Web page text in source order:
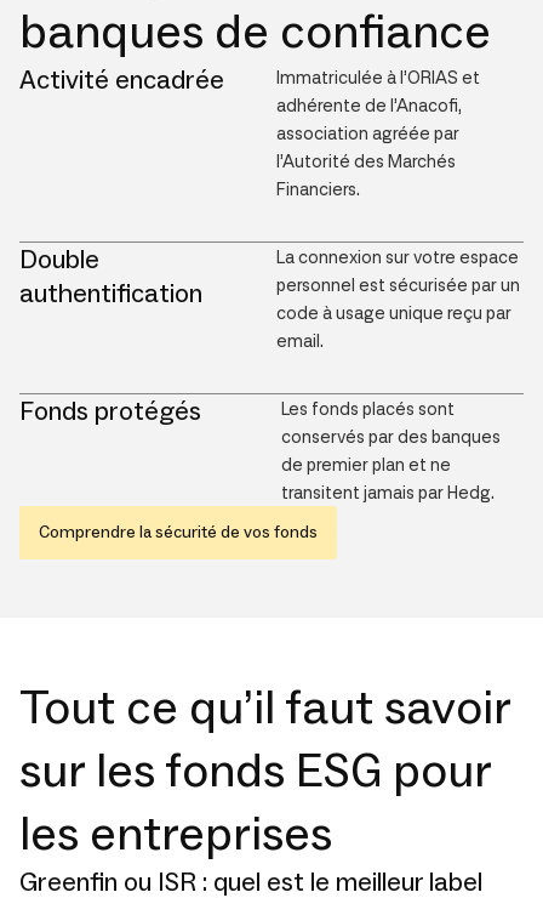
banques de confiance
Activité encadrée
Immatriculée à l’ORIAS et
adhérente de l’Anacofi,
association agréée par
l’Autorité des Marchés
Financiers.
Double
authentification
La connexion sur votre espace
personnel est sécurisée par un
code à usage unique reçu par
email.
Fonds protégés
Les fonds placés sont
conservés par des banques
de premier plan et ne
transitent jamais par Hedg.
Comprendre la sécurité de vos fonds
Tout ce qu’il faut savoir
sur les fonds ESG pour
les entreprises
Greenfin ou ISR : quel est le meilleur label